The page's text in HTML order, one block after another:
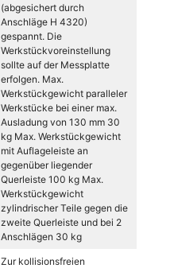
(abgesichert durch
Anschläge H 4320)
gespannt. Die
Werkstückvoreinstellung
sollte auf der Messplatte
erfolgen. Max.
Werkstückgewicht paralleler
Werkstücke bei einer max.
Ausladung von 130 mm 30
kg Max. Werkstückgewicht
mit Auflageleiste an
gegenüber liegender
Querleiste 100 kg Max.
Werkstückgewicht
zylindrischer Teile gegen die
zweite Querleiste und bei 2
Anschlägen 30 kg
Zur kollisionsfreien